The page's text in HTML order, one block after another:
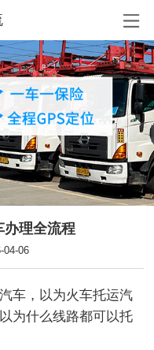
办理全流程
04-06
车，以为火车托运汽
为什么线路都可以托